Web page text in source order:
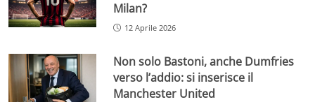
Milan?
12 Aprile 2026
Non solo Bastoni, anche Dumfries
verso l’addio: si inserisce il
Manchester United